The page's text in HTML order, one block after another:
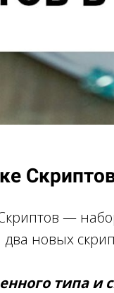
—
новых
типа и